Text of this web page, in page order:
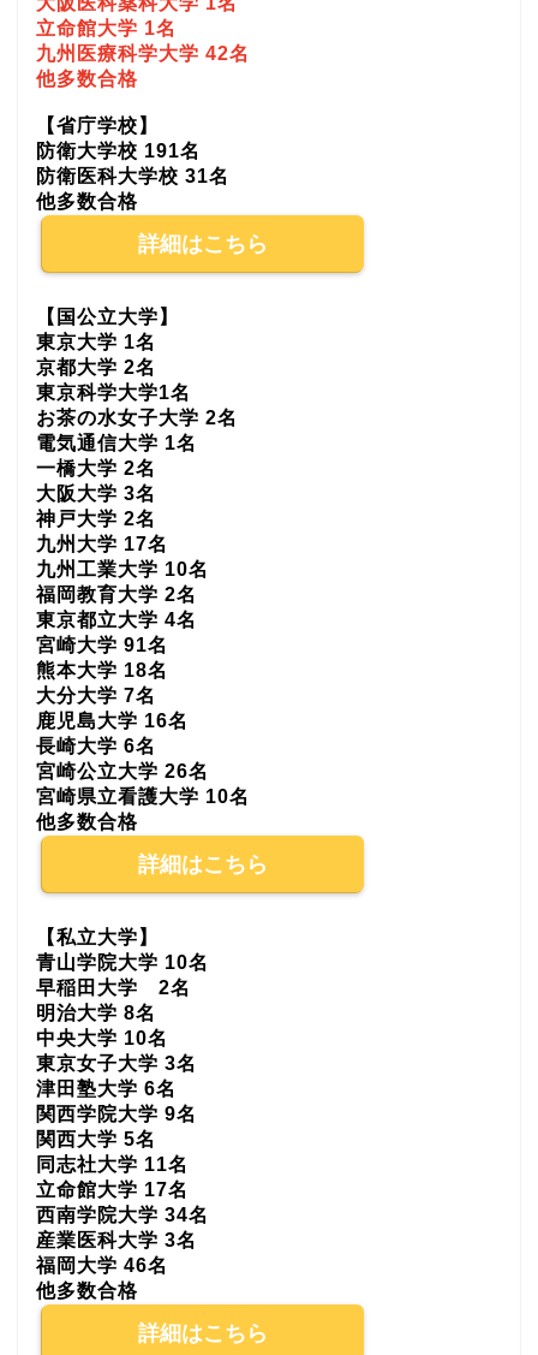
立命館大学 1名
九州医療科学大学 42名
他多数合格
【省庁学校】
防衛大学校 191名
防衛医科大学校 31名
他多数合格
詳細はこちら
【国公立大学】
東京大学 1名
京都大学 2名
東京科学大学1名
お茶の水女子大学 2名
電気通信大学 1名
一橋大学 2名
大阪大学 3名
神戸大学 2名
九州大学 17名
九州工業大学 10名
福岡教育大学 2名
東京都立大学 4名
宮崎大学 91名
熊本大学 18名
大分大学 7名
鹿児島大学 16名
長崎大学 6名
宮崎公立大学 26名
宮崎県立看護大学 10名
他多数合格
詳細はこちら
【私立大学】
青山学院大学 10名
早稲田大学 2名
明治大学 8名
中央大学 10名
東京女子大学 3名
津田塾大学 6名
関西学院大学 9名
関西大学 5名
同志社大学 11名
立命館大学 17名
西南学院大学 34名
産業医科大学 3名
福岡大学 46名
他多数合格
詳細はこちら